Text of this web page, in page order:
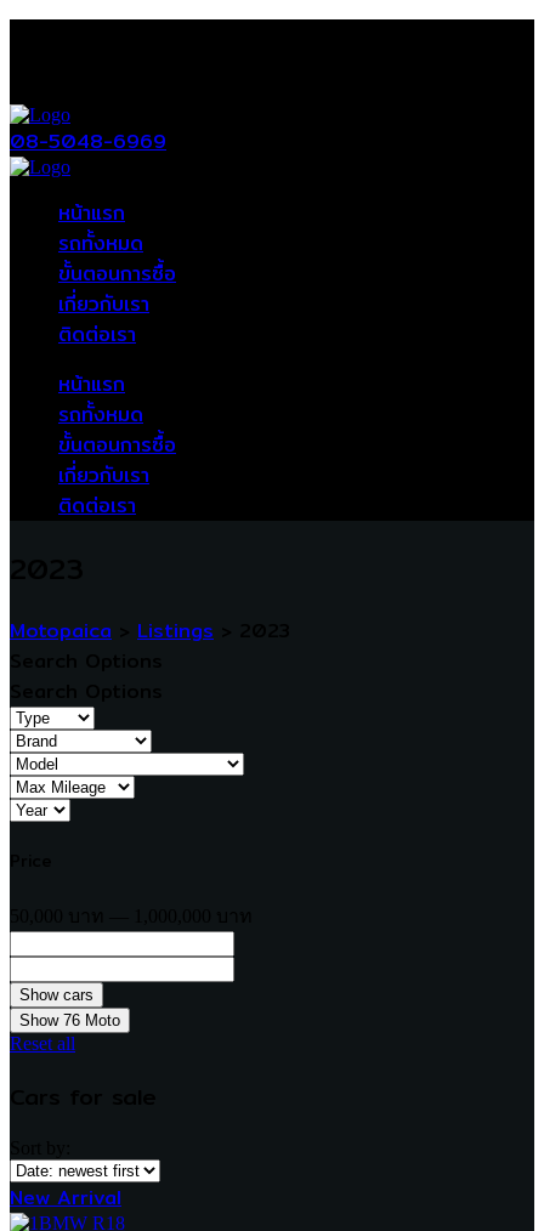
08-5048-6969
หน้าแรก
รถทั้งหมด
ขั้นตอนการซื้อ
เกี่ยวกับเรา
ติดต่อเรา
หน้าแรก
รถทั้งหมด
ขั้นตอนการซื้อ
เกี่ยวกับเรา
ติดต่อเรา
Motopaica Listings
Show 76 Moto
Reset all
New Arrival